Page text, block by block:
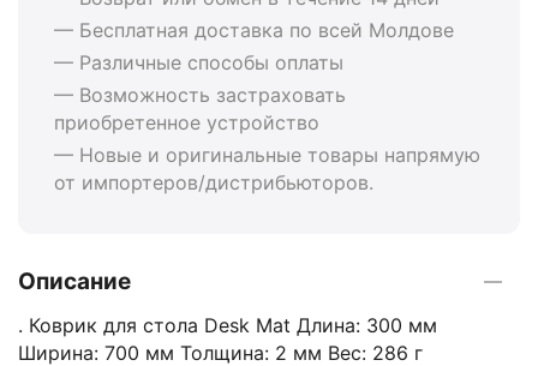
— Бесплатная доставка по всей Молдове
— Различные способы оплаты
— Возможность застраховать
приобретенное устройство
— Новые и оригинальные товары напрямую
от импортеров/дистрибьюторов.
Описание
. Коврик для стола Desk Mat Длина: 300 мм
Ширина: 700 мм Толщина: 2 мм Вес: 286 г